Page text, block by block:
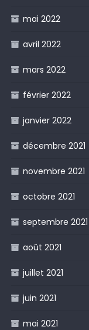
mai 2022
avril 2022
mars 2022
février 2022
janvier 2022
décembre 2021
novembre 2021
octobre 2021
septembre 2021
août 2021
juillet 2021
juin 2021
mai 2021